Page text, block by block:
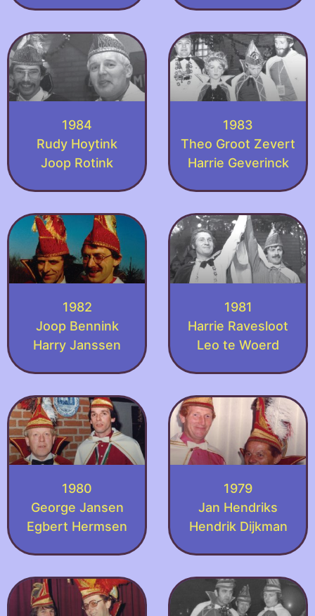
1984
Rudy Hoytink
Joop Rotink
1983
Theo Groot Zevert
Harrie Geverinck
1982
Joop Bennink
Harry Janssen
1981
Harrie Ravesloot
Leo te Woerd
1980
George Jansen
Egbert Hermsen
1979
Jan Hendriks
Hendrik Dijkman